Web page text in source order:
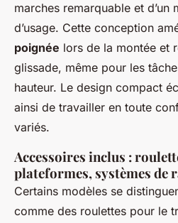
marches remarquable et d’un
d’usage. Cette conception
poignée lors de la montée et
glissade, même pour les
hauteur. Le design compact
ainsi de travailler en toute
variés.
Accessoires inclus :
plateformes, systèmes de
Certains modèles se
comme des roulettes pour le